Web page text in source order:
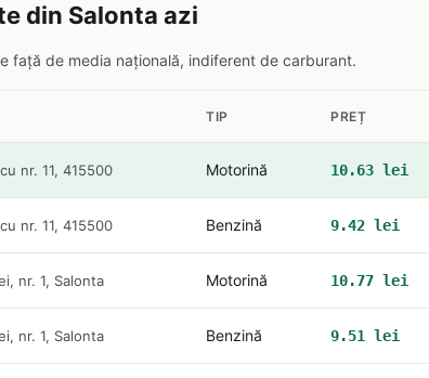
din Salonta azi
față de media națională, indiferent de carburant.
TIP PREȚ
nr. 11, 415500 Motorină 10.63 lei
nr. 11, 415500 Benzină 9.42 lei
nr. 1, Salonta Motorină 10.77 lei
nr. 1, Salonta Benzină 9.51 lei